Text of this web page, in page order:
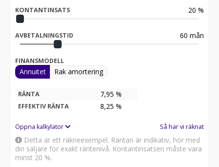
KONTANTINSATS 20 %
AVBETALNINGSTID 60 mån
FINANSMODELL
Annuitet Rak amortering
RÄNTA 7,95 %
EFFEKTIV RÄNTA 8,25 %
Öppna kalkylator Så har vi räknat
Detta är ett räkneexempel. Räntan är indikativ, hör med
din säljare för exakt räntenivå. Kontantinsatsen måste vara
minst 20 %.